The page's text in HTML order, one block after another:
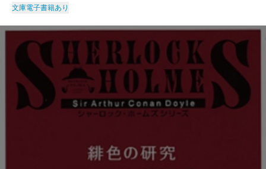
文庫電子書籍あり